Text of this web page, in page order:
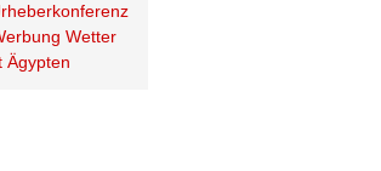
Wetter
Ägypten